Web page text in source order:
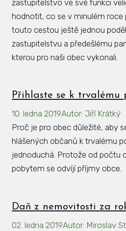
zastupitelstvo ve své funkci
hodnotit, co se v minulém roce
touto cestou ještě jednou
zastupitelstvu a předešlému
kterou pro naši obec vykonali.
Přihlaste se k trvalému
10. ledna 2019Autor: Jiří Krátký
Proč je pro obec důležité, aby
hlášených občanů k trvalému
jednoduchá. Protože od počtu
pobytem se odvíjí příjmy obce.
Daň z nemovitosti za
02. ledna 2019Autor: Miroslav